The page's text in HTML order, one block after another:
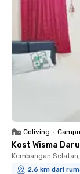
Coliving •
Kost Wisma
Kembangan
2.6 km dari